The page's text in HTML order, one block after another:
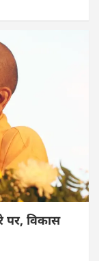
पर, विकास